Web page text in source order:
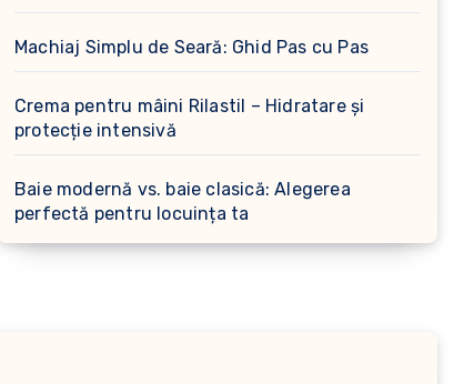
Machiaj Simplu de Seară: Ghid Pas cu Pas
Crema pentru mâini Rilastil – Hidratare și
protecție intensivă
Baie modernă vs. baie clasică: Alegerea
perfectă pentru locuința ta